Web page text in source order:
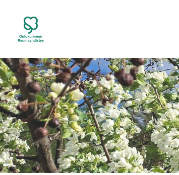
sivun
sisältöön
Outokummun Reumayhdistys ry